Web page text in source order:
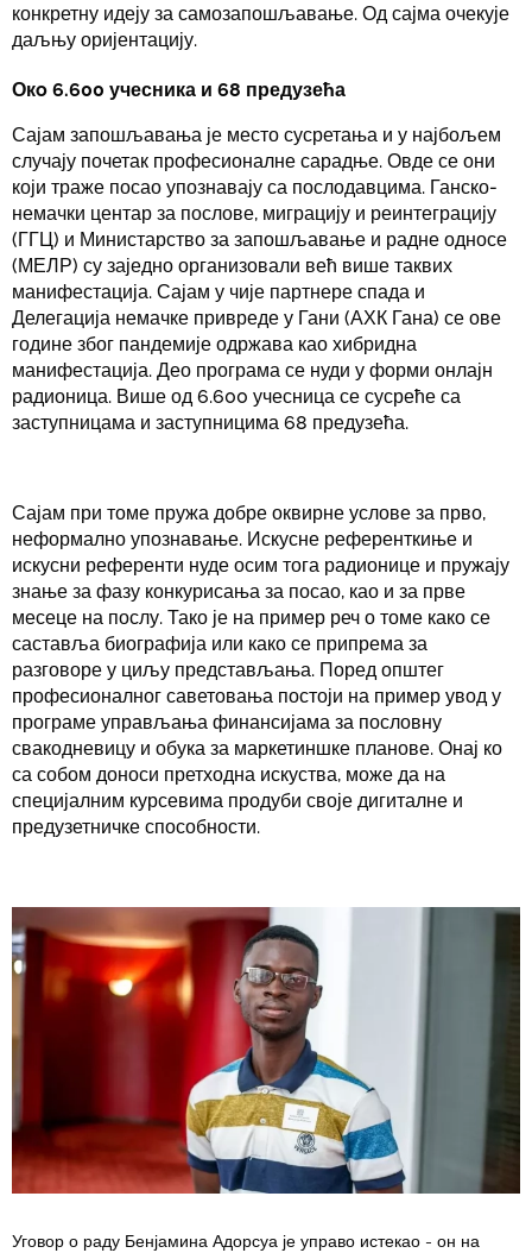
конкретну идеју за самозапошљавање. Од сајма очекује
даљњу оријентацију.
Окo 6.600 учесника и 68 предузећа
Сајам запошљавања је место сусретања и у најбољем
случају почетак професионалне сарадње. Овде се они
који траже посао упознавају са послодавцима. Ганско-
немачки центар за послове, миграцију и реинтеграцију
(ГГЦ) и Министарство за запошљавање и радне односе
(МЕЛР) су заједно организовали већ више таквих
манифестација. Сајам у чије партнере спада и
Делегација немачке привреде у Гани (АХК Гана) се ове
године због пандемије одржава као хибридна
манифестација. Део програма се нуди у форми онлајн
радионица. Више од 6.600 учесница се сусреће са
заступницама и заступницима 68 предузећа.
Сајам при томе пружа добре оквирне услове за прво,
неформално упознавање. Искусне референткиње и
искусни референти нуде осим тога радионице и пружају
знање за фазу конкурисања за посао, као и за прве
месеце на послу. Тако је на пример реч о томе како се
саставља биографија или како се припрема за
разговоре у циљу представљања. Поред општег
професионалног саветовања постоји на пример увод у
програме управљања финансијама за пословну
свакодневицу и обука за маркетиншке планове. Онај ко
са собом доноси претходна искуства, може да на
специјалним курсевима продуби своје дигиталне и
предузетничке способности.
Уговор о раду Бенјамина Адорсуа је управо истекао - он на